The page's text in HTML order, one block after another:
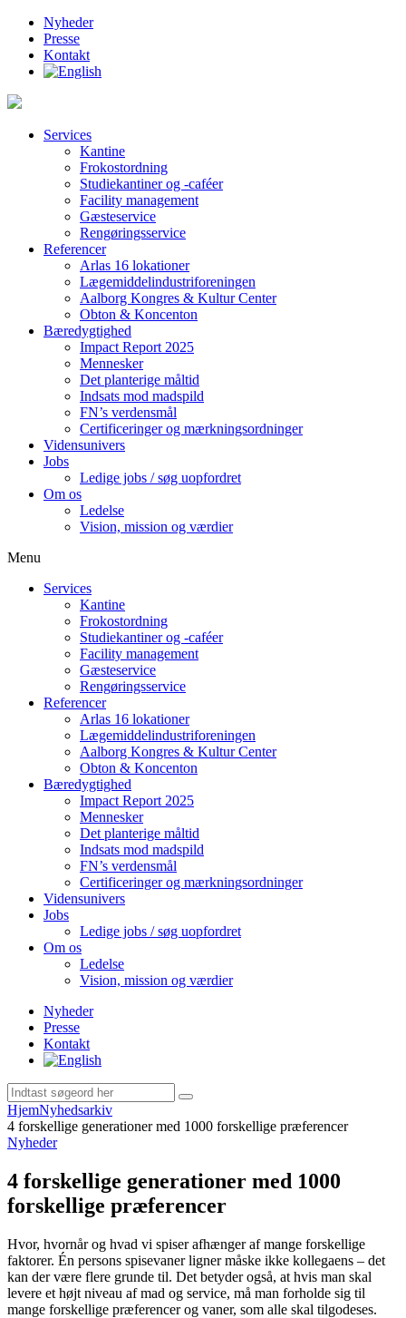
Nyheder
Presse
Kontakt
Services
Kantine
Frokostordning
Studiekantiner og -caféer
Facility management
Gæsteservice
Rengøringsservice
Referencer
Arlas 16 lokationer
Lægemiddelindustriforeningen
Aalborg Kongres & Kultur Center
Obton & Koncenton
Bæredygtighed
Impact Report 2025
Mennesker
Det planterige måltid
Indsats mod madspild
FN’s verdensmål
Certificeringer og mærkningsordninger
Vidensunivers
Jobs
Ledige jobs / søg uopfordret
Om os
Ledelse
Vision, mission og værdier
Menu
Services
Kantine
Frokostordning
Studiekantiner og -caféer
Facility management
Gæsteservice
Rengøringsservice
Referencer
Arlas 16 lokationer
Lægemiddelindustriforeningen
Aalborg Kongres & Kultur Center
Obton & Koncenton
Bæredygtighed
Impact Report 2025
Mennesker
Det planterige måltid
Indsats mod madspild
FN’s verdensmål
Certificeringer og mærkningsordninger
Vidensunivers
Jobs
Ledige jobs / søg uopfordret
Om os
Ledelse
Vision, mission og værdier
Nyheder
Presse
Kontakt
HjemNyhedsarkiv
4 forskellige generationer med 1000 forskellige præferencer
Nyheder
4 forskellige generationer med 1000
forskellige præferencer
Hvor, hvornår og hvad vi spiser afhænger af mange forskellige
faktorer. Én persons spisevaner ligner måske ikke kollegaens – det
kan der være flere grunde til. Det betyder også, at hvis man skal
levere et højt niveau af mad og service, må man forholde sig til
mange forskellige præferencer og vaner, som alle skal tilgodeses.